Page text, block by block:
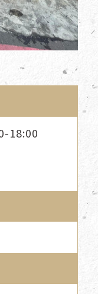
18:00